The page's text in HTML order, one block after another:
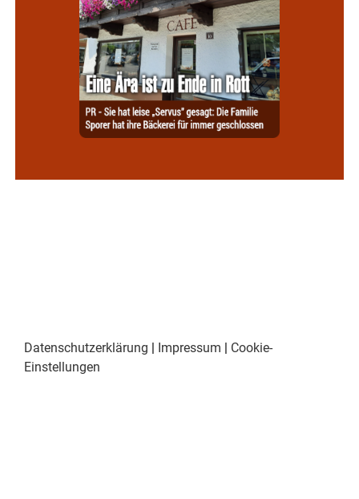
Datenschutzerklärung | Impressum | Cookie-
Einstellungen